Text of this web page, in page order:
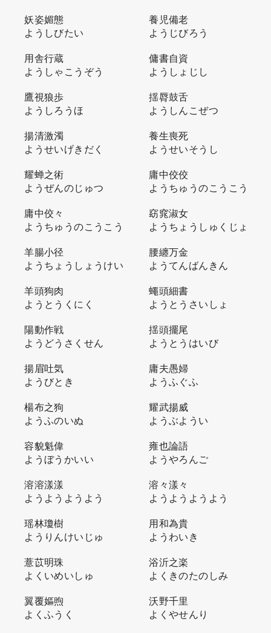
妖姿媚態
ようしびたい
養児備老
ようじびろう
用舎行蔵
ようしゃこうぞう
傭書自資
ようしょじし
鷹視狼歩
ようしろうほ
揺脣鼓舌
ようしんこぜつ
揚清激濁
ようせいげきだく
養生喪死
ようせいそうし
耀蝉之術
ようぜんのじゅつ
庸中佼佼
ようちゅうのこうこう
庸中佼々
ようちゅうのこうこう
窈窕淑女
ようちょうしゅくじょ
羊腸小径
ようちょうしょうけい
腰纏万金
ようてんばんきん
羊頭狗肉
ようとうくにく
蠅頭細書
ようとうさいしょ
陽動作戦
ようどうさくせん
揺頭擺尾
ようとうはいび
揚眉吐気
ようびとき
庸夫愚婦
ようふぐふ
楊布之狗
ようふのいぬ
耀武揚威
ようぶようい
容貌魁偉
ようぼうかいい
雍也論語
ようやろんご
溶溶漾漾
ようようようよう
溶々漾々
ようようようよう
瑶林瓊樹
ようりんけいじゅ
用和為貴
ようわいき
薏苡明珠
よくいめいしゅ
浴沂之楽
よくきのたのしみ
翼覆嫗煦
よくふうく
沃野千里
よくやせんり